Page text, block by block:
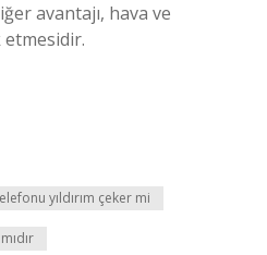
avantajı, hava ve
yıldırım çeker mi